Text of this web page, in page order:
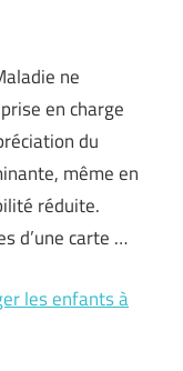
ne
en charge
du
même en
réduite.
d’une carte …
les enfants à